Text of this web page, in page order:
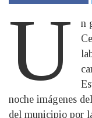
U
n
noche imágenes
del municipio por